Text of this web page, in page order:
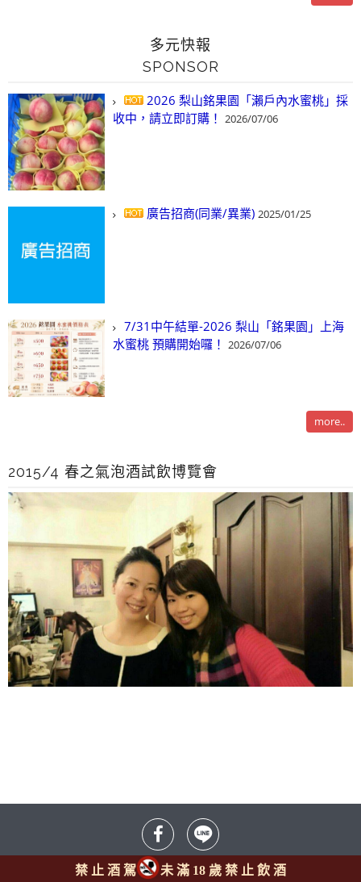
多元快報
SPONSOR
2026 梨山銘果園「瀨戶內水蜜桃」採
收中，請立即訂購！ 2026/07/06
廣告招商(同業/異業) 2025/01/25
7/31中午結單-2026 梨山「銘果園」上海
水蜜桃 預購開始囉！ 2026/07/06
more..
2015/4 春之氣泡酒試飲博覽會
禁 止 酒 駕 未 滿 18 歲 禁 止 飲 酒